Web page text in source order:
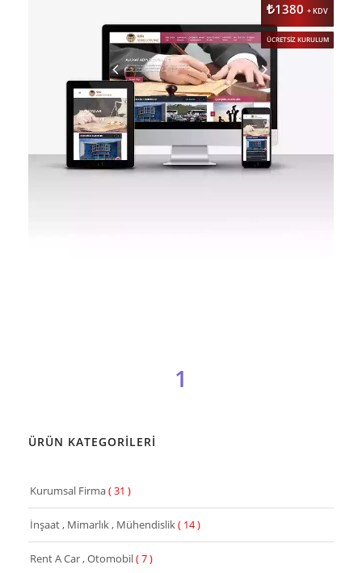
1380 + KDV
ÜCRETSİZ KURULUM
ÖNİZLE
1
ÜRÜN KATEGORİLERİ
Kurumsal Firma( 31 )
İnşaat , Mimarlık , Mühendislik( 14 )
Rent A Car , Otomobil( 7 )